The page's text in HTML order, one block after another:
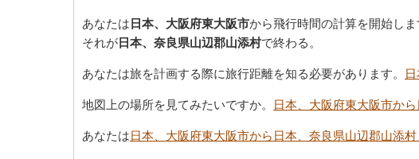
あなたは 日本、大阪府東大阪市から飛行時間の計算を開始しま
それが 日本、奈良県山辺郡山添村で終わる。
あなたは旅を計画する際に旅行距離を知る必要があります。
地図上の場所を見てみたいですか。 日本、大阪府東大阪市か
あなたは日本、大阪府東大阪市から日本、奈良県山辺郡山添村